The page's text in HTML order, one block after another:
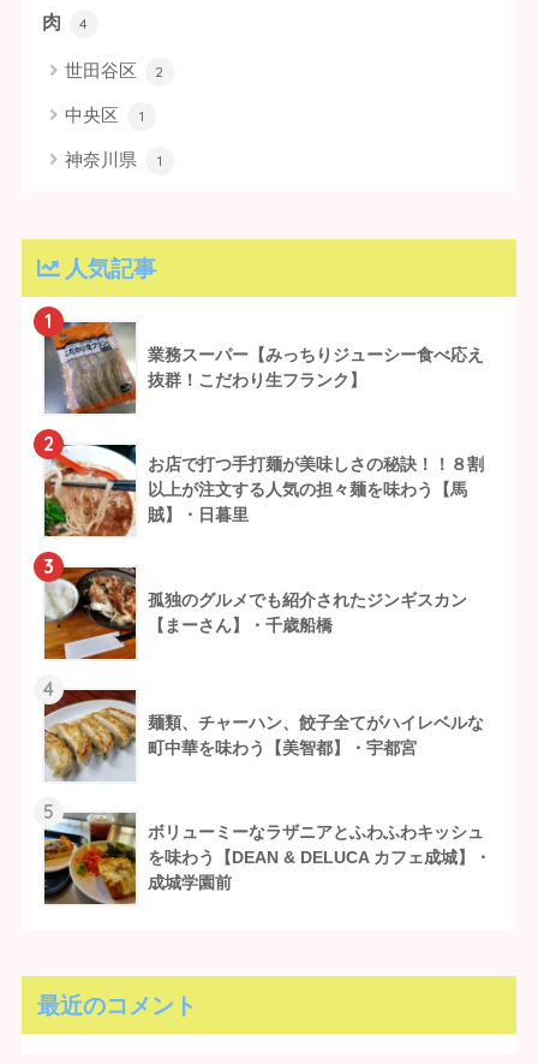
肉 4
世田谷区 2
中央区 1
神奈川県 1
人気記事
1
業務スーパー【みっちりジューシー食べ応え
抜群！こだわり生フランク】
2
お店で打つ手打麺が美味しさの秘訣！！８割
以上が注文する人気の担々麺を味わう【馬
賊】・日暮里
3
孤独のグルメでも紹介されたジンギスカン
【まーさん】・千歳船橋
4
麺類、チャーハン、餃子全てがハイレベルな
町中華を味わう【美智都】・宇都宮
5
ボリューミーなラザニアとふわふわキッシュ
を味わう【DEAN & DELUCA カフェ成城】・
成城学園前
最近のコメント